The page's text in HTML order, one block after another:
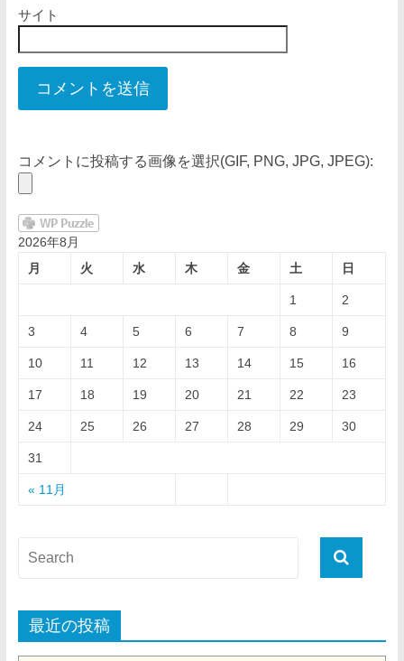
サイト
コメントに投稿する画像を選択(GIF, PNG, JPG, JPEG):
2026年8月
月
火 水 木 金 土 日
« 11月
1 2
3 4 5 6 7 8 9
10 11 12 13 14 15 16
17 18 19 20 21 22 23
24 25 26 27 28 29 30
31
最近の投稿